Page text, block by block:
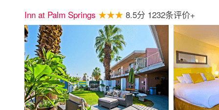
Inn at Palm Springs ★★★ 8.5分 1232条评价+